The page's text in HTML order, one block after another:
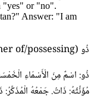
"yes" or "no".
Answer: "I am
ذُو (dhū - owner of/possessing)
ذُو: اسْمٌ مِنَ الْأَسْمَاءِ
مُؤَنَّثُهُ: ذَاتُ. جَمْعُهُ